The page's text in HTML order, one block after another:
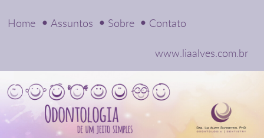
Home Assuntos Sobre Contato
www.liaalves.com.br